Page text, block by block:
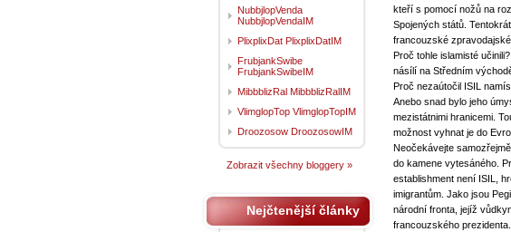
kteří s pomocí nožů na
Spojených států.
francouzské
Proč tohle islamisté
násílí na Středním
Proč nezaútočil ISIL
Anebo snad bylo jeho
mezistátnimi hranicemi.
možnost vyhnat je do
Neočekávejte
do kamene vytesáného.
establishment není ISIL,
imigrantům. Jako jsou
národní fronta, jejíž
francouzského prezidenta.
NubbjlopVenda
NubbjlopVendaIM
PlixplixDat PlixplixDatIM
FrubjankSwibe
FrubjankSwibeIM
MibbblizRal MibbblizRalIM
VlimglopTop VlimglopTopIM
Droozosow DroozosowIM
Zobrazit všechny bloggery »
Nejčtenější články